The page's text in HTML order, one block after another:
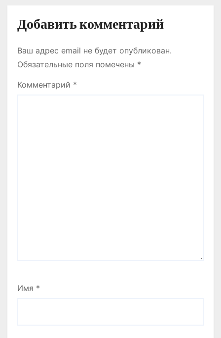
Добавить комментарий
Ваш адрес email не будет опубликован.
Обязательные поля помечены *
Комментарий *
Имя *